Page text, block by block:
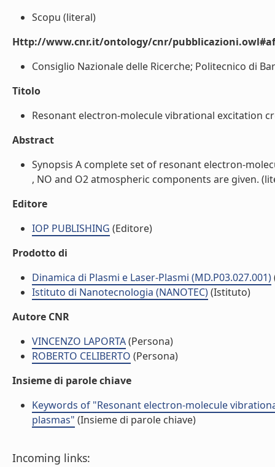
Scopu (literal)
Http://www.cnr.it/ontology/cnr/
Consiglio Nazionale delle Ricerche; Politecnico di
Titolo
Resonant electron-molecule vibrational excitation
Abstract
Synopsis A complete set of resonant electron-
, NO and O2 atmospheric components are given.
Editore
IOP PUBLISHING (Editore)
Prodotto di
Dinamica di Plasmi e Laser-Plasmi (MD.P03.027.001)
Istituto di Nanotecnologia (NANOTEC)(Istituto)
Autore CNR
VINCENZO LAPORTA(Persona)
ROBERTO CELIBERTO (Persona)
Insieme di parole chiave
Keywords of "Resonant electron-molecule
plasmas" (Insieme di parole chiave)
Incoming links: